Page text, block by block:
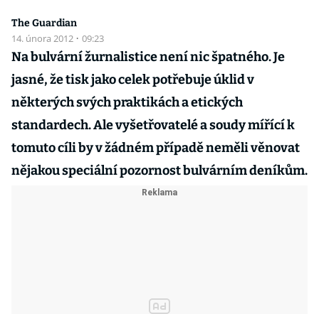
The Guardian
14. února 2012 · 09:23
Na bulvární žurnalistice není nic špatného. Je
jasné, že tisk jako celek potřebuje úklid v
některých svých praktikách a etických
standardech. Ale vyšetřovatelé a soudy mířící k
tomuto cíli by v žádném případě neměli věnovat
nějakou speciální pozornost bulvárním deníkům.